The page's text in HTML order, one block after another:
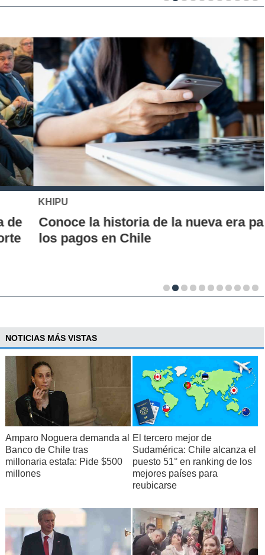
Conoce la historia de la nueva era para
los pagos en Chile
NOTICIAS MÁS VISTAS
Amparo Noguera demanda al
Banco de Chile tras
millonaria estafa: Pide $500
millones
El tercero mejor de
Sudamérica: Chile alcanza el
puesto 51° en ranking de los
mejores países para
reubicarse